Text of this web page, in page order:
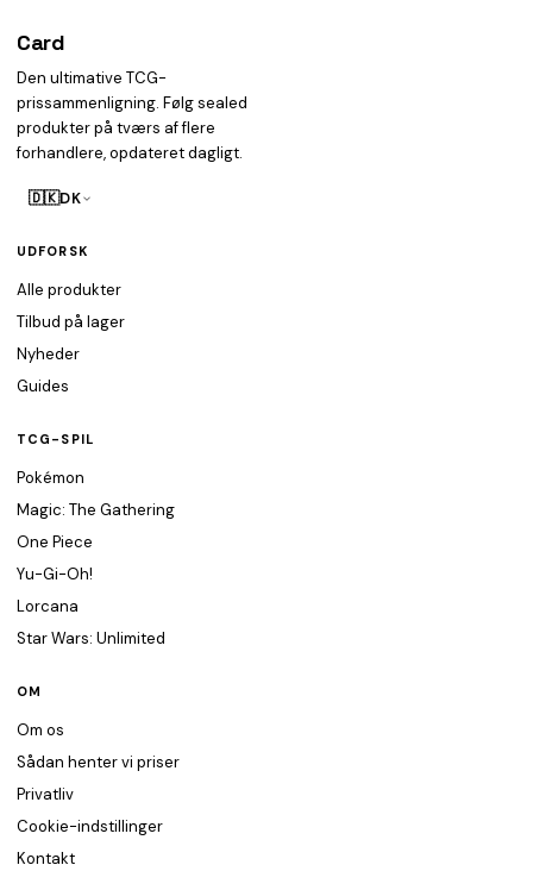
Card
Den ultimative TCG-
prissammenligning. Følg sealed
produkter på tværs af flere
forhandlere, opdateret dagligt.
🇩🇰DK
UDFORSK
Alle produkter
Tilbud på lager
Nyheder
Guides
TCG-SPIL
Pokémon
Magic: The Gathering
One Piece
Yu-Gi-Oh!
Lorcana
Star Wars: Unlimited
OM
Om os
Sådan henter vi priser
Privatliv
Cookie-indstillinger
Kontakt